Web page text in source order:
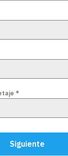
*
Siguiente